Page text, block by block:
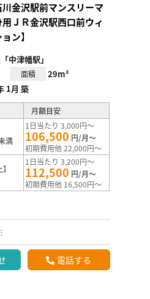
金沢駅前マンスリーマ
ＪＲ金沢駅西口前ウィ
ン】
中津幡駅」
面積 29m²
1月 築
月額目安
満
1日当たり 3,000円～
106,500 円/月～
初期費用他 22,000円～
1日当たり 3,200円～
112,500 円/月～
初期費用他 16,500円～
電話する